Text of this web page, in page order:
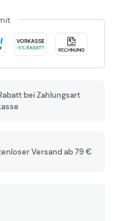
bei Zahlungsart
Versand ab 79 €